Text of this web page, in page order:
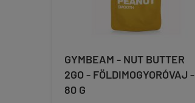
GYMBEAM - NUT BUTTER
2GO - FÖLDIMOGYORÓVAJ -
80 G